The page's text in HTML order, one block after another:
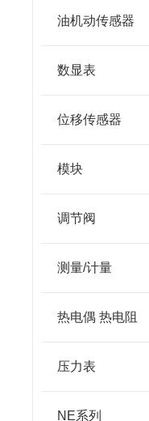
油机动传感器
数显表
位移传感器
模块
调节阀
测量/计量
热电偶 热电阻
压力表
NE系列